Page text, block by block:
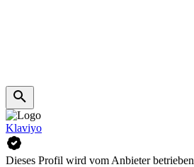
Klaviyo
Dieses Profil wird vom Anbieter betrieben